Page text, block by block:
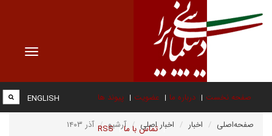
Toggle
صفحه نخست درباره ما عضویت پیوند ها
تماس با ما RSS
ENGLISH
صفحه‌اصلی اخبار اخبار اصلی آرشیو آذر ۱۴۰۳